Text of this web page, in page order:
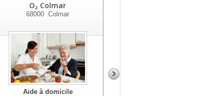
O₂ Colmar
68000 Colmar
Aide à domicile